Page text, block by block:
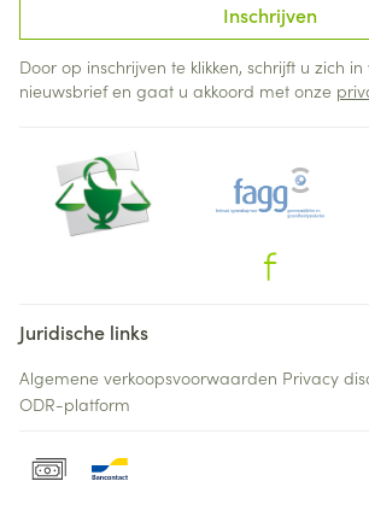
Inschrijven
Door op inschrijven te klikken, schrijft u zich
nieuwsbrief en gaat u akkoord met onze
Juridische links
Algemene verkoopsvoorwaarden Privacy
ODR-platform